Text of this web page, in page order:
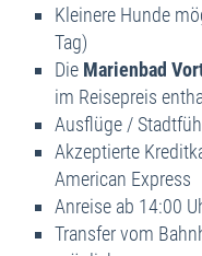
Kleinere Hunde
Tag)
Die Marienbad
im Reisepreis
Ausflüge /
Akzeptierte
American Express
Anreise ab 14:00
Transfer vom